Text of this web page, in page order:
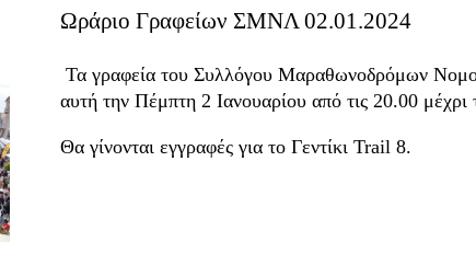
Ωράριο Γραφείων ΣΜΝΛ 02.01.2024
Τα γραφεία του Συλλόγου Μαραθωνοδρόμων
αυτή την Πέμπτη 2 Ιανουαρίου από τις 20.00 μέχρι
Θα γίνονται εγγραφές για το Γεντίκι Trail 8.